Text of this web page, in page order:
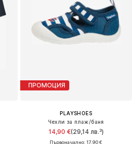
ПРОМОЦИЯ
PLAYSHOES
Чехли за плаж/баня
14,90 €(29,14 лв.³)
Първоначално: 17,90 €